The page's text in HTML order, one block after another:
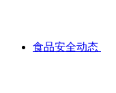
食品安全动态